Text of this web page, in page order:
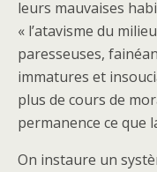
leurs mauvaises
« l’atavisme du
paresseuses,
immatures et
plus de cours de
permanence ce que
On instaure un